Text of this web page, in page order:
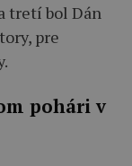
tretí bol Dán
pre
pohári v